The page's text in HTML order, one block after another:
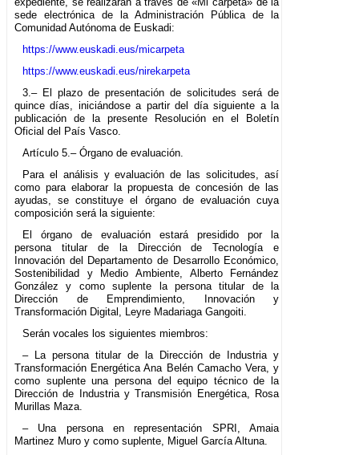
sede electrónica de la Administración Pública de la
Comunidad Autónoma de Euskadi:
https://www.euskadi.eus/micarpeta
https://www.euskadi.eus/nirekarpeta
3.– El plazo de presentación de solicitudes será de
quince días, iniciándose a partir del día siguiente a la
publicación de la presente Resolución en el Boletín
Oficial del País Vasco.
Artículo 5.– Órgano de evaluación.
Para el análisis y evaluación de las solicitudes, así
como para elaborar la propuesta de concesión de las
ayudas, se constituye el órgano de evaluación cuya
composición será la siguiente:
El órgano de evaluación estará presidido por la
persona titular de la Dirección de Tecnología e
Innovación del Departamento de Desarrollo Económico,
Sostenibilidad y Medio Ambiente, Alberto Fernández
González y como suplente la persona titular de la
Dirección de Emprendimiento, Innovación y
Transformación Digital, Leyre Madariaga Gangoiti.
Serán vocales los siguientes miembros:
– La persona titular de la Dirección de Industria y
Transformación Energética Ana Belén Camacho Vera, y
como suplente una persona del equipo técnico de la
Dirección de Industria y Transmisión Energética, Rosa
Murillas Maza.
– Una persona en representación SPRI, Amaia
Martinez Muro y como suplente, Miguel García Altuna.